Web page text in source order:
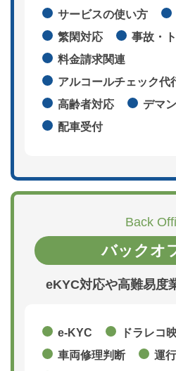
サービスの使い方
繁閑対応
事故・
料金請求関連
アルコールチェック代
高齢者対応
デマ
配車受付
Back
バックオ
eKYC対応や高難易度
e-KYC
ドラレコ
車両修理判断
運